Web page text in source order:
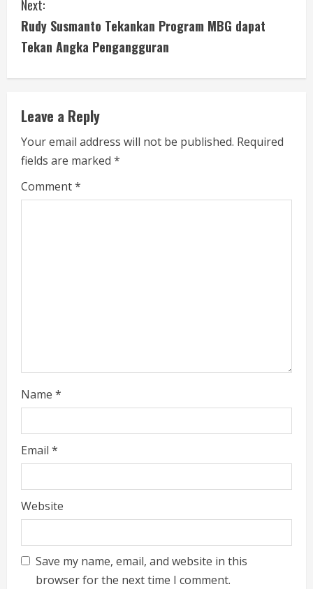
t
i
n
u
e
R
e
Next:
Rudy Susmanto Tekankan Program MBG dapat
Tekan Angka Pengangguran
Leave a Reply
Your email address will not be published. Required
fields are marked *
Comment*
Name *
Email *
Website
Save my name, email, and website in this
browser for the next time I comment.